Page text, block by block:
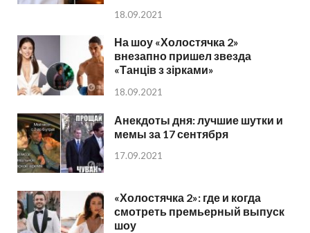
18.09.2021
На шоу «Холостячка 2»
внезапно пришел звезда
«Танців з зірками»
18.09.2021
Анекдоты дня: лучшие шутки и
мемы за 17 сентября
17.09.2021
«Холостячка 2»: где и когда
смотреть премьерный выпуск
шоу